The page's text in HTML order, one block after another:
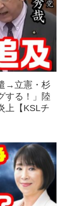
→立憲・杉
する！」陸
上【KSLチ